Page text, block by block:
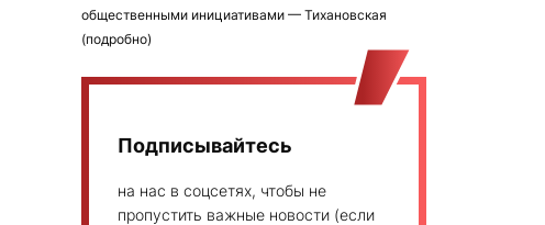
общественными инициативами — Тихановская
(подробно)
Подписывайтесь
на нас в соцсетях, чтобы не
пропустить важные новости (если